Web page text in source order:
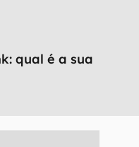
qual é a sua